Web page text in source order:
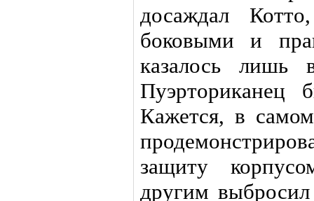
досаждал
боковыми и
казалось лишь
Пуэрториканец
Кажется, в
защиту
другим